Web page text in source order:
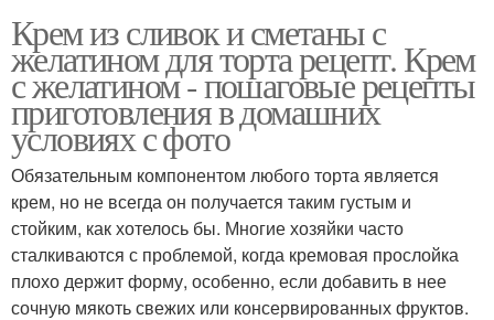
Крем из сливок и сметаны с
желатином для торта рецепт. Крем
с желатином - пошаговые рецепты
приготовления в домашних
условиях с фото
Обязательным компонентом любого торта является
крем, но не всегда он получается таким густым и
стойким, как хотелось бы. Многие хозяйки часто
сталкиваются с проблемой, когда кремовая прослойка
плохо держит форму, особенно, если добавить в нее
сочную мякоть свежих или консервированных фруктов.